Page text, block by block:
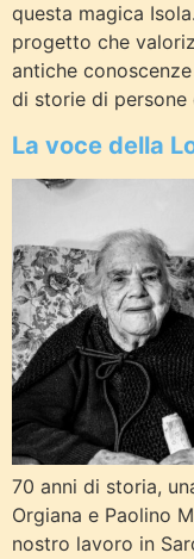
questa magica
progetto che
antiche
di storie di
La voce della
70 anni di storia,
Orgiana e Paolino
nostro lavoro in